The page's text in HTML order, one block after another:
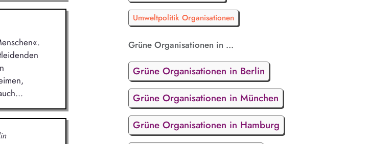
Umweltpolitik Organisationen
Grüne Organisationen in ...
Grüne Organisationen in Berlin
Grüne Organisationen in München
Grüne Organisationen in Hamburg